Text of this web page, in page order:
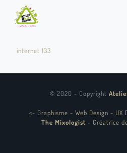
internet 133
© 2020 - Copyright
<- Graphisme - Web Design - UX
The Mixologist - Créatrice